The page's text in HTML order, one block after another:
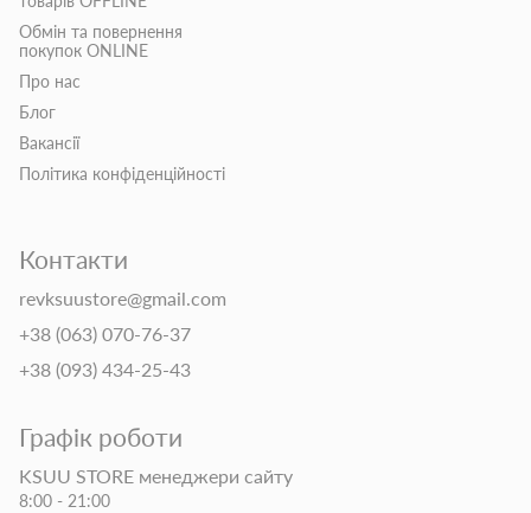
Обмін та повернення
покупок ONLINE
Про нас
Блог
Вакансії
Політика конфіденційності
Контакти
revksuustore@gmail.com
+38 (063) 070-76-37
+38 (093) 434-25-43
Графік роботи
KSUU STORE менеджери сайту
8:00 - 21:00